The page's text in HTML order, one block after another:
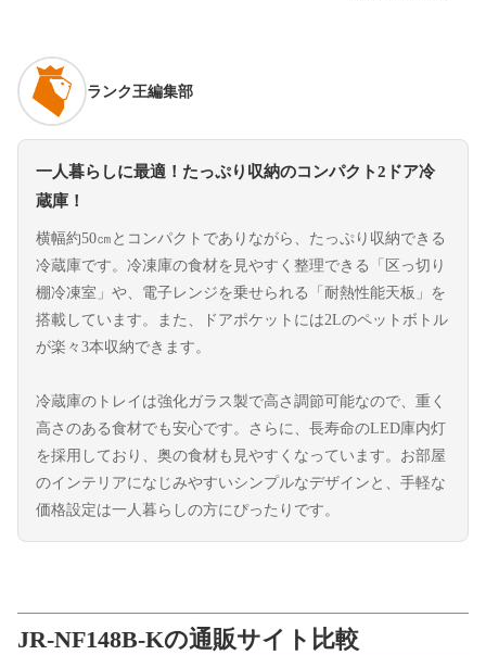
ランク王編集部
一人暮らしに最適！たっぷり収納のコンパクト2ドア冷
蔵庫！
横幅約50㎝とコンパクトでありながら、たっぷり収納できる
冷蔵庫です。冷凍庫の食材を見やすく整理できる「区っ切り
棚冷凍室」や、電子レンジを乗せられる「耐熱性能天板」を
搭載しています。また、ドアポケットには2Lのペットボトル
が楽々3本収納できます。
冷蔵庫のトレイは強化ガラス製で高さ調節可能なので、重く
高さのある食材でも安心です。さらに、長寿命のLED庫内灯
を採用しており、奥の食材も見やすくなっています。お部屋
のインテリアになじみやすいシンプルなデザインと、手軽な
価格設定は一人暮らしの方にぴったりです。
JR-NF148B-Kの通販サイト比較